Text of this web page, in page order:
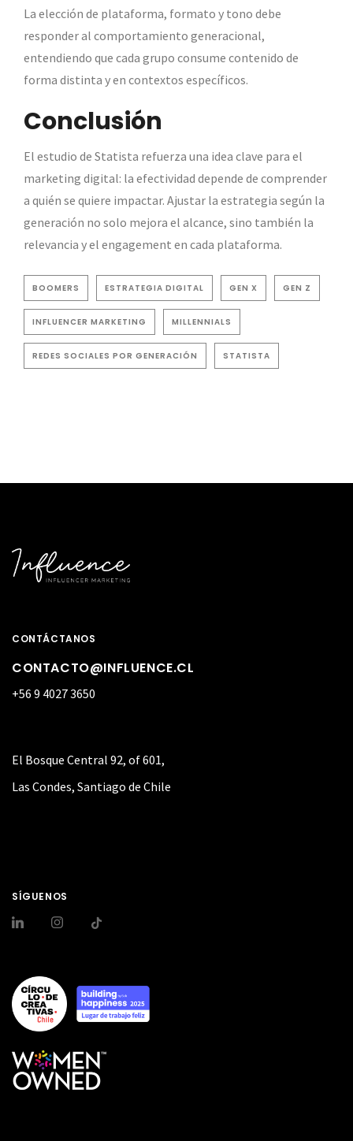
La elección de plataforma, formato y tono debe
responder al comportamiento generacional,
entendiendo que cada grupo consume contenido de
forma distinta y en contextos específicos.
Conclusión
El estudio de Statista refuerza una idea clave para el
marketing digital: la efectividad depende de comprender
a quién se quiere impactar. Ajustar la estrategia según la
generación no solo mejora el alcance, sino también la
relevancia y el engagement en cada plataforma.
BOOMERS ESTRATEGIA DIGITAL GEN X GEN Z
INFLUENCER MARKETING MILLENNIALS
REDES SOCIALES POR GENERACIÓN STATISTA
CONTÁCTANOS
CONTACTO@INFLUENCE.CL
+56 9 4027 3650
El Bosque Central 92, of 601,
Las Condes, Santiago de Chile
SÍGUENOS